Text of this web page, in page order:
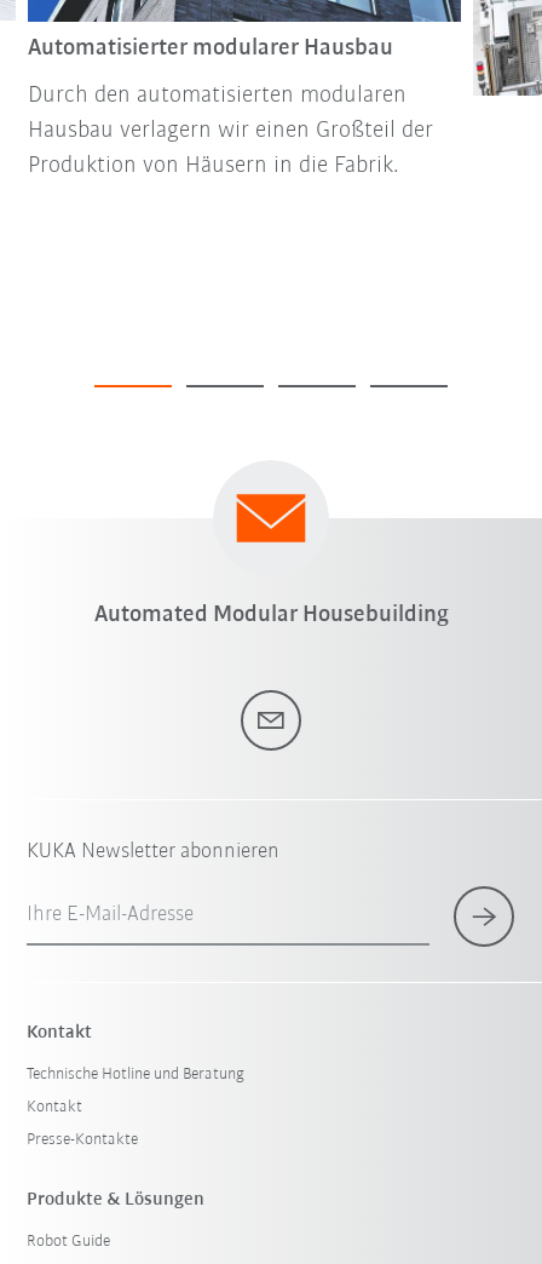
Automatisierter modularer Hausbau
Durch den automatisierten modularen
Hausbau verlagern wir einen Großteil der
Produktion von Häusern in die Fabrik.
Automated Modular Housebuilding
KUKA Newsletter abonnieren
Ihre E-Mail-Adresse
Kontakt
Technische Hotline und Beratung
Kontakt
Presse-Kontakte
Produkte & Lösungen
Robot Guide